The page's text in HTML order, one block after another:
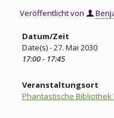
Veröffentlicht von
Datum/Zeit
Date(s) - 27. Mai 2030
17:00 - 17:45
Veranstaltungsort
Phantastische Bibliothek